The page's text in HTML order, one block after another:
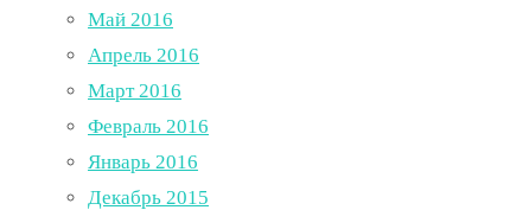
Май 2016
Апрель 2016
Март 2016
Февраль 2016
Январь 2016
Декабрь 2015